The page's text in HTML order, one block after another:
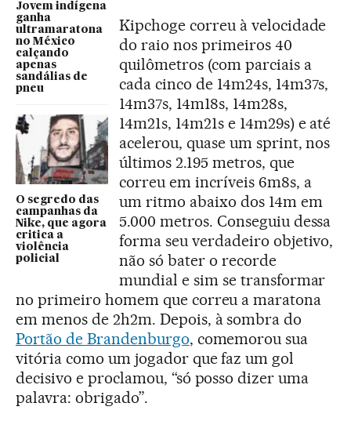
Jovem indígena
ganha
ultramaratona
no México
calçando
apenas
sandálias de
pneu
O segredo das
campanhas da
Nike, que agora
critica a
violência
policial
Kipchoge correu à velocidade
do raio nos primeiros 40
quilômetros (com parciais a
cada cinco de 14m24s, 14m37s,
14m37s, 14m18s, 14m28s,
14m21s, 14m21s e 14m29s) e até
acelerou, quase um sprint, nos
últimos 2.195 metros, que
correu em incríveis 6m8s, a
um ritmo abaixo dos 14m em
5.000 metros. Conseguiu dessa
forma seu verdadeiro objetivo,
não só bater o recorde
mundial e sim se transformar
no primeiro homem que correu a maratona
em menos de 2h2m. Depois, à sombra do
Portão de Brandenburgo, comemorou sua
vitória como um jogador que faz um gol
decisivo e proclamou, “só posso dizer uma
palavra: obrigado”.